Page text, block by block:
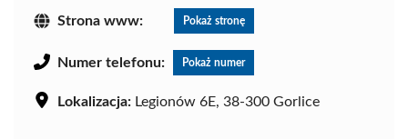
Strona www: Pokaż stronę
Numer telefonu: Pokaż numer
Lokalizacja: Legionów 6E, 38-300 Gorlice